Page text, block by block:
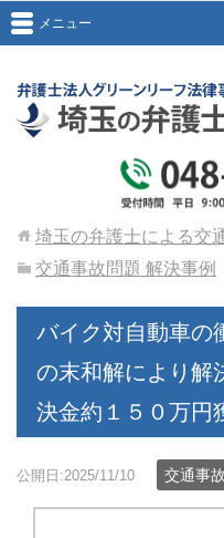
メニュー
埼玉の弁護士による交
交通事故問題 解決事例
バイク対自動車の
の末和解により解
決金約１５０万円
公開日:2025/11/10 交通事